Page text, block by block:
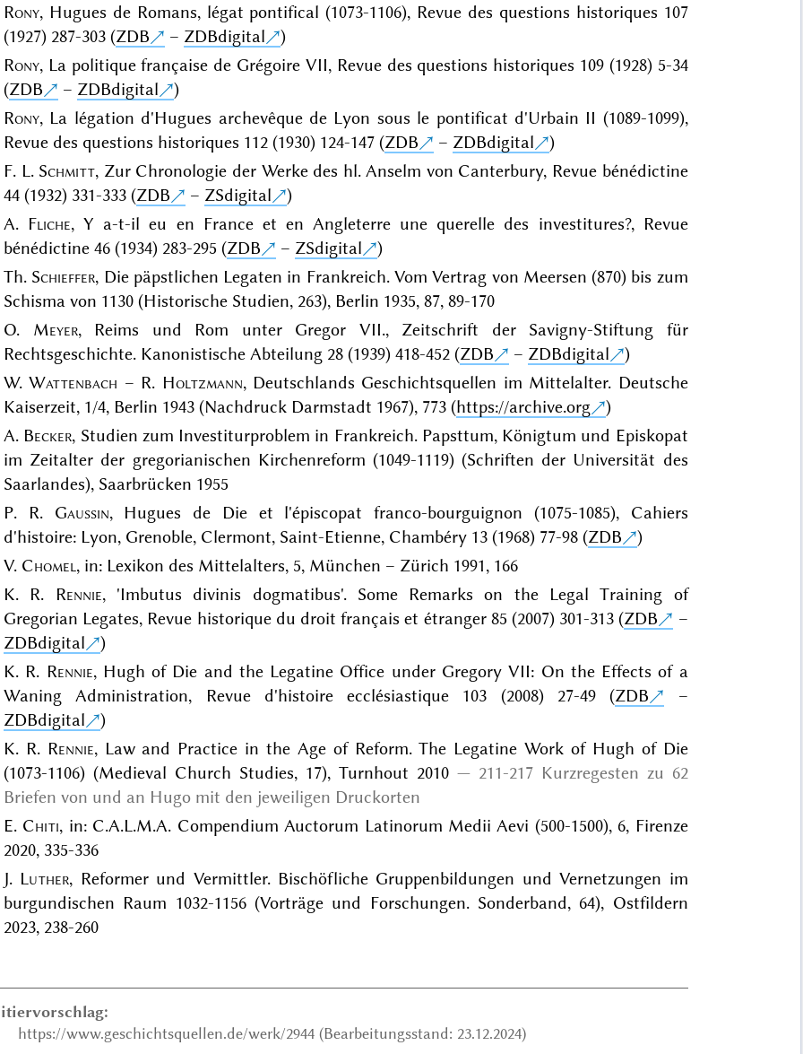
Rony, Hugues de Romans, légat pontifical (1073-1106), Revue des questions historiques 107
(1927) 287-303 (ZDB – ZDBdigital
)
Rony, La politique française de Grégoire VII, Revue des questions historiques 109 (1928) 5-34
(ZDB – ZDBdigital
)
Rony, La légation d'Hugues archevêque de Lyon sous le pontificat d'Urbain II (1089-1099),
Revue des questions historiques 112 (1930) 124-147 (ZDB – ZDBdigital
)
F. L. Schmitt, Zur Chronologie der Werke des hl. Anselm von Canterbury, Revue bénédictine
44 (1932) 331-333 (ZDB – ZSdigital
)
A. Fliche, Y a-t-il eu en France et en Angleterre une querelle des investitures?, Revue
bénédictine 46 (1934) 283-295 (ZDB – ZSdigital
)
Th. Schieffer, Die päpstlichen Legaten in Frankreich. Vom Vertrag von Meersen (870) bis zum
Schisma von 1130 (Historische Studien, 263), Berlin 1935, 87, 89-170
O. Meyer, Reims und Rom unter Gregor VII., Zeitschrift der Savigny-Stiftung für
Rechtsgeschichte. Kanonistische Abteilung 28 (1939) 418-452 (ZDB – ZDBdigital
)
W.Wattenbach – R. Holtzmann, Deutschlands Geschichtsquellen im Mittelalter. Deutsche
Kaiserzeit, 1/4, Berlin 1943 (Nachdruck Darmstadt 1967), 773 (https://archive.org
)
A. Becker, Studien zum Investiturproblem in Frankreich. Papsttum, Königtum und Episkopat
im Zeitalter der gregorianischen Kirchenreform (1049-1119) (Schriften der Universität des
Saarlandes), Saarbrücken 1955
P. R. Gaussin, Hugues de Die et l'épiscopat franco-bourguignon (1075-1085), Cahiers
d'histoire: Lyon, Grenoble, Clermont, Saint-Etienne, Chambéry 13 (1968) 77-98 (ZDB
)
V. Chomel , in: Lexikon des Mittelalters, 5, München – Zürich 1991, 166
K. R.
Rennie, 'Imbutus divinis dogmatibus'. Some Remarks on the Legal Training of
Gregorian Legates, Revue historique du droit français et étranger 85 (2007) 301-313 (ZDB
–
ZDBdigital
)
K. R. Rennie, Hugh of Die and the Legatine Office under Gregory VII: On the Effects of a
Waning Administration, Revue d'histoire ecclésiastique 103 (2008) 27-49 (ZDB
–
ZDBdigital
)
K. R. Rennie, Law and Practice in the Age of Reform. The Legatine Work of Hugh of Die
(1073-1106) (Medieval Church Studies, 17), Turnhout 2010
211-217 Kurzregesten zu 62
Briefen von und an Hugo mit den jeweiligen Druckorten
E. Chiti, in: C.A.L.M.A. Compendium Auctorum Latinorum Medii Aevi (500-1500), 6, Firenze
2020, 335-336
J. Luther, Reformer und Vermittler. Bischöfliche Gruppenbildungen und Vernetzungen im
burgundischen Raum 1032-1156 (Vorträge und Forschungen. Sonderband, 64), Ostfildern
2023, 238-260
https://www.geschichtsquellen.de/werk/2944 (Bearbeitungsstand: 23.12.2024)